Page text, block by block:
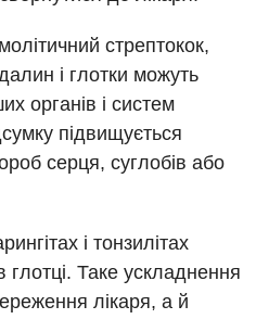
стрептокок,
і глотки можуть
органів і систем
підвищується
серця, суглобів або
і тонзилітах
Таке ускладнення
лікаря, а й